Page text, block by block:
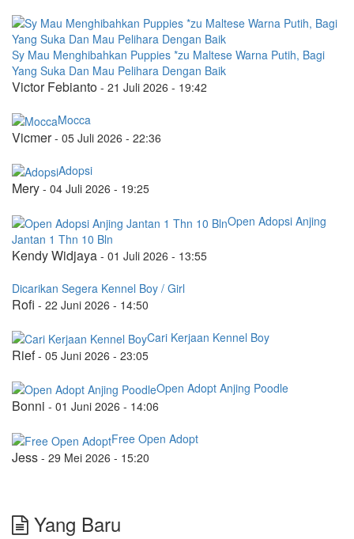
Sy Mau Menghibahkan Puppies *zu Maltese Warna Putih, Bagi
Yang Suka Dan Mau Pelihara Dengan Baik
Victor Febianto - 21 Juli 2026 - 19:42
Mocca
Vicmer- 05 Juli 2026 - 22:36
Adopsi
Mery - 04 Juli 2026 - 19:25
Open Adopsi Anjing
Jantan 1 Thn 10 Bln
Kendy Widjaya - 01 Juli 2026 - 13:55
Dicarikan Segera Kennel Boy / Girl
Rofi - 22 Juni 2026 - 14:50
Cari Kerjaan Kennel Boy
Rief- 05 Juni 2026 - 23:05
Open Adopt Anjing Poodle
Bonni - 01 Juni 2026 - 14:06
Free Open Adopt
Jess - 29 Mei 2026 - 15:20
Yang Baru